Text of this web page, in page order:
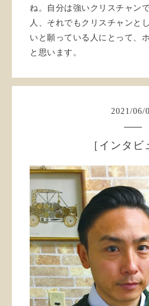
ね。自分は強いクリスチャン
人、それでもクリスチャンと
いと願っている人にとって、
と思います。
2021/06/
［インタビ